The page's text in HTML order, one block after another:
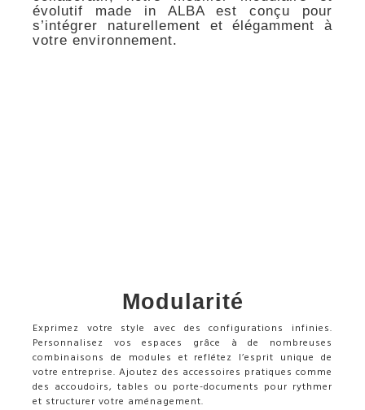
évolutif made in ALBA est conçu pour
s’intégrer naturellement et élégamment à
votre environnement.
Modularité
Exprimez votre style avec des configurations infinies.
Personnalisez vos espaces grâce à de nombreuses
combinaisons de modules et reflétez l’esprit unique de
votre entreprise. Ajoutez des accessoires pratiques comme
des accoudoirs, tables ou porte-documents pour rythmer
et structurer votre aménagement.